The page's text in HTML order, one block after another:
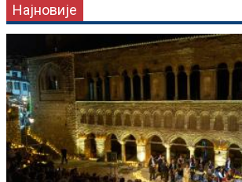
Најновије